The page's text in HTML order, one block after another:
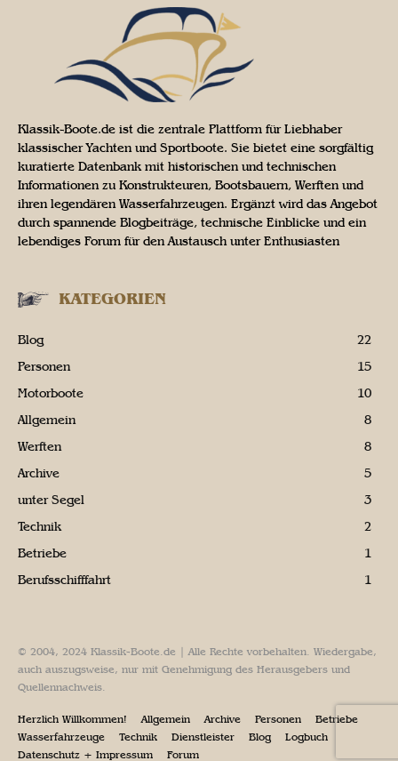
Klassik-Boote.de ist die zentrale Plattform für Liebhaber
klassischer Yachten und Sportboote. Sie bietet eine sorgfältig
kuratierte Datenbank mit historischen und technischen
Informationen zu Konstrukteuren, Bootsbauern, Werften und
ihren legendären Wasserfahrzeugen. Ergänzt wird das Angebot
durch spannende Blogbeiträge, technische Einblicke und ein
lebendiges Forum für den Austausch unter Enthusiasten
KATEGORIEN
Blog
22
Personen
15
Motorboote
10
Allgemein
8
Werften
8
Archive
5
unter Segel
3
Technik
2
Betriebe
1
Berufsschifffahrt
1
© 2004, 2024 Klassik-Boote.de | Alle Rechte vorbehalten. Wiedergabe,
auch auszugsweise, nur mit Genehmigung des Herausgebers und
Quellennachweis.
Herzlich Willkommen! Allgemein Archive Personen
Betriebe
Wasserfahrzeuge
Technik Dienstleister Blog
Logbuch
Datenschutz + Impressum
Forum